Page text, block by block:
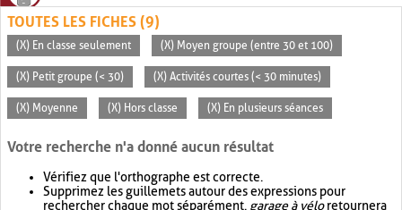
TOUTES LES FICHES (9)
(X) En classe seulement (X) Moyen groupe (entre 30 et 100)
(X) Petit groupe (< 30) (X) Activités courtes (< 30 minutes)
(X) Moyenne (X) Hors classe (X) En plusieurs séances
Votre recherche n'a donné aucun résultat
Vérifiez que l'orthographe est correcte.
Supprimez les guillemets autour des expressions pour
rechercher chaque mot séparément. garage à véloretournera